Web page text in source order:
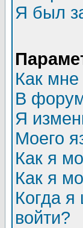
Я был
Как мне
В
Я
Моего
Как я
Как я
Когда
войти?